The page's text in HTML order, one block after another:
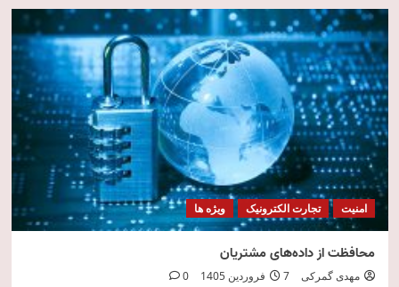
امنیت تجارت الکترونیک ویژه ها
محافظت از داده‌های مشتریان
مهدی گمرکی 7 فروردین 1405 0